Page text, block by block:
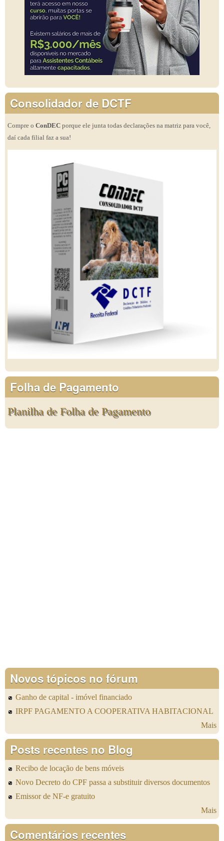
Consolidador de DCTF
Compre o ConDEC porque ele junta todas declarações na matriz para você,
daí cada filial faz a sua!
Folha de Pagamento
Planilha de Folha de Pagamento
Novos tópicos no fórum
Ganho de capital - imóvel financiado
IRPF PAGAMENTO A COOPERATIVA HABITACIONAL
Mais
Posts recentes no Blog
Recibo de locação de bens móveis
Novo Decreto do CPF passa a substituir diversos documentos
Emissor de NF-e gratuito
Mais
Comentários recentes